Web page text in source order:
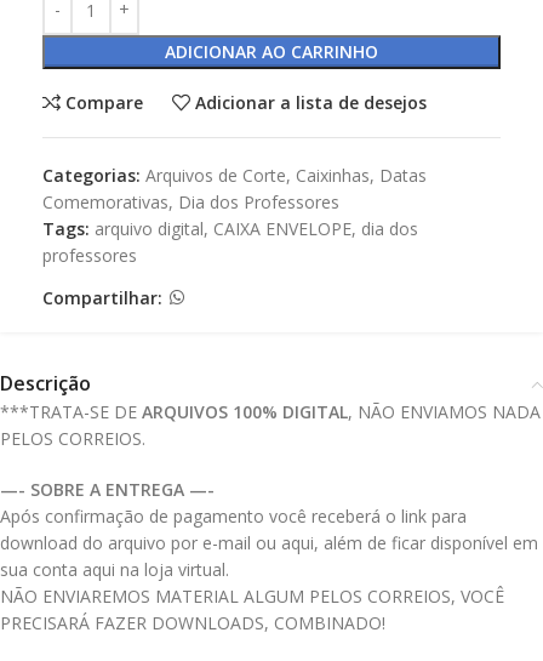
ADICIONAR AO CARRINHO
Compare Adicionar a lista de desejos
Categorias: Arquivos de Corte, Caixinhas, Datas
Comemorativas, Dia dos Professores
Tags: arquivo digital, CAIXA ENVELOPE, dia dos
professores
Compartilhar:
Descrição
***TRATA-SE DE ARQUIVOS 100% DIGITAL, NÃO ENVIAMOS NADA
PELOS CORREIOS.
—- SOBRE A ENTREGA —-
Após confirmação de pagamento você receberá o link para
download do arquivo por e-mail ou aqui, além de ficar disponível em
sua conta aqui na loja virtual.
NÃO ENVIAREMOS MATERIAL ALGUM PELOS CORREIOS, VOCÊ
PRECISARÁ FAZER DOWNLOADS, COMBINADO!